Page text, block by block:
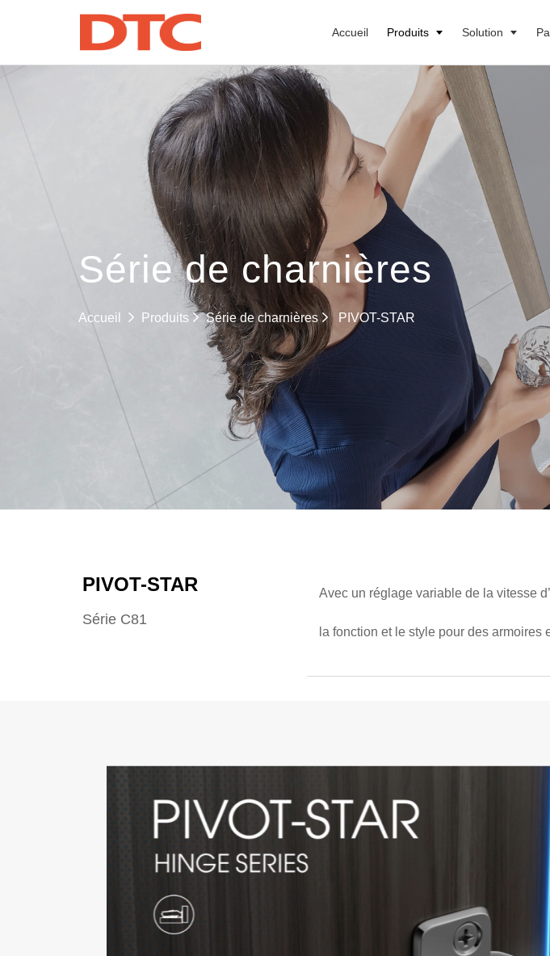
Accueil Produits Solution
Série de charnières
Accueil Produits Série de charnières PIVOT-STAR
PIVOT-STAR
Série C81
Avec un réglage variable de la vitesse
la fonction et le style pour des armoires